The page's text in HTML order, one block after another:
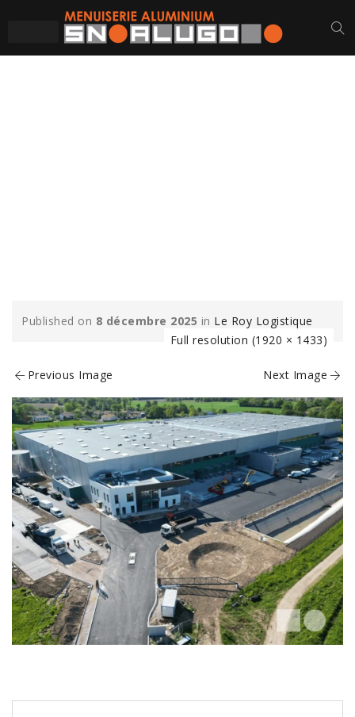
Published on 8 décembre 2025 in Le Roy Logistique
Full resolution (1920 × 1433)
Previous Image Next Image